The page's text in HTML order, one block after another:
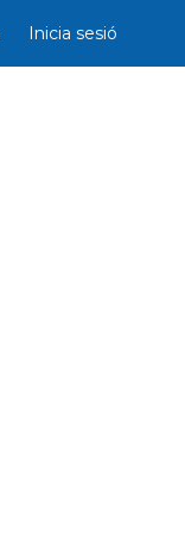
Inicia sesió